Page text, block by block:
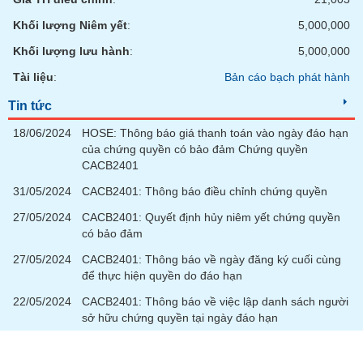
Khối lượng Niêm yết:
5,000,000
Khối lượng lưu hành:
5,000,000
Tài liệu: Bản cáo bạch phát hành
Tin tức
18/06/2024
HOSE: Thông báo giá thanh toán vào ngày đáo hạn
của chứng quyền có bảo đảm Chứng quyền
CACB2401
31/05/2024
CACB2401: Thông báo điều chỉnh chứng quyền
27/05/2024
CACB2401: Quyết định hủy niêm yết chứng quyền
có bảo đảm
27/05/2024
CACB2401: Thông báo về ngày đăng ký cuối cùng
để thực hiện quyền do đáo hạn
22/05/2024
CACB2401: Thông báo về việc lập danh sách người
sở hữu chứng quyền tại ngày đáo hạn
SÓC
SỨC
TÀI
CHÍNH
CÔNG
THÔNG